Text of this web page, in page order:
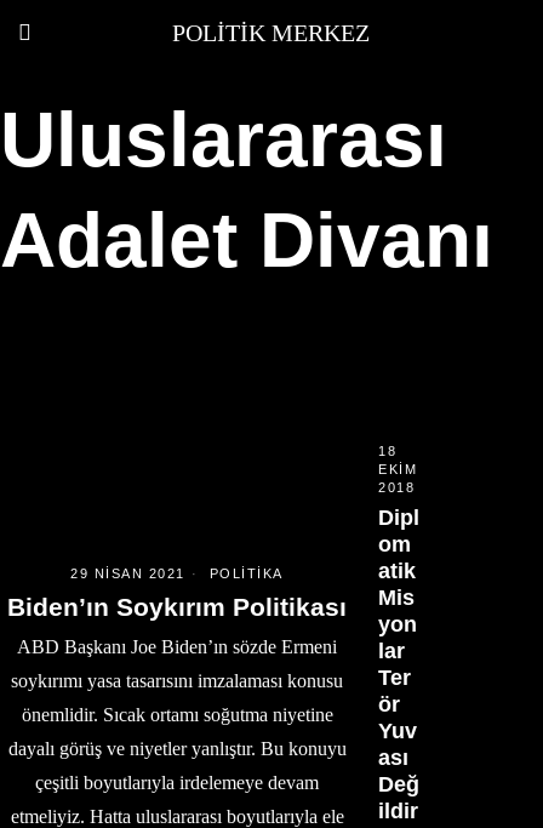
POLITIK MERKEZ
Uluslararası
Adalet Divanı
29 NISAN 2021 POLITIKA
Biden’ın Soykırım Politikası
ABD Başkanı Joe Biden’ın sözde Ermeni
soykırımı yasa tasarısını imzalaması konusu
önemlidir. Sıcak ortamı soğutma niyetine
dayalı görüş ve niyetler yanlıştır. Bu konuyu
çeşitli boyutlarıyla irdelemeye devam
etmeliyiz. Hatta uluslararası boyutlarıyla ele
18
EKIM
2018
Dipl
om
atik
Mis
yon
lar
Ter
ör
Yuv
ası
Değ
ildir